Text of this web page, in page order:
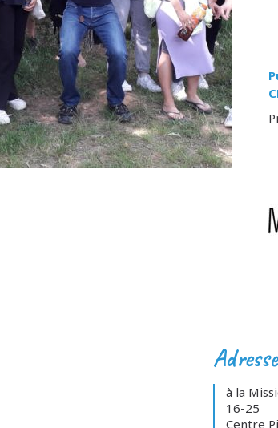
Adresse
à la
16-25
Centre